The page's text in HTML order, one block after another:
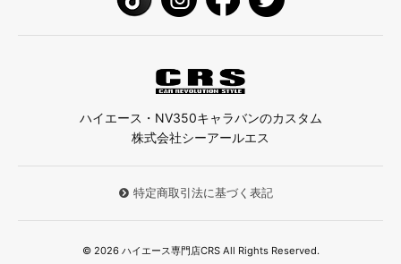
ハイエース・NV350キャラバンのカスタム
株式会社シーアールエス
特定商取引法に基づく表記
© 2026 ハイエース専門店CRS All Rights Reserved.